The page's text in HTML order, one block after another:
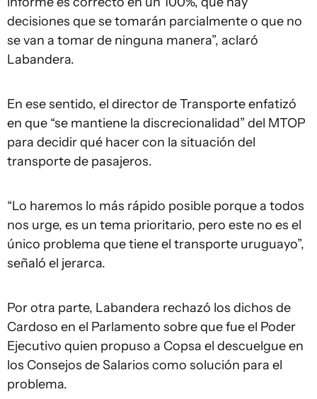
decisiones que se tomarán parcialmente o que no
se van a tomar de ninguna manera”, aclaró
Labandera.
En ese sentido, el director de Transporte enfatizó
en que “se mantiene la discrecionalidad” del MTOP
para decidir qué hacer con la situación del
transporte de pasajeros.
“Lo haremos lo más rápido posible porque a todos
nos urge, es un tema prioritario, pero este no es el
único problema que tiene el transporte uruguayo”,
señaló el jerarca.
Por otra parte, Labandera rechazó los dichos de
Cardoso en el Parlamento sobre que fue el Poder
Ejecutivo quien propuso a Copsa el descuelgue en
los Consejos de Salarios como solución para el
problema.